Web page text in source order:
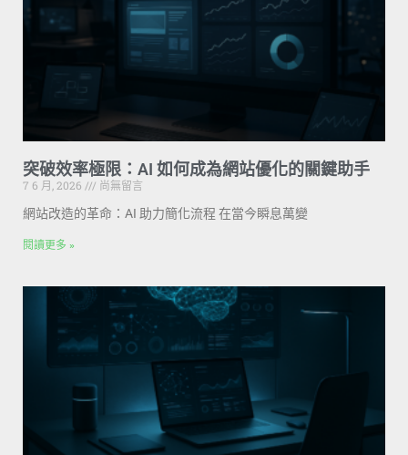
突破效率極限：AI 如何成為網站優化的關鍵助手
7 6 月, 2026
尚無留言
網站改造的革命：AI 助力簡化流程 在當今瞬息萬變
閱讀更多 »